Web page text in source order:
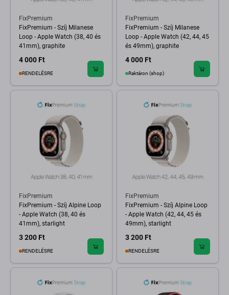
FixPremium
FixPremium - Szíj Milanese
Loop - Apple Watch (38, 40 és
41mm), graphite
4 000 Ft
RENDELÉSRE
FixPremium
FixPremium - Szíj Milanese
Loop - Apple Watch (42, 44, 45
és 49mm), graphite
4 000 Ft
Raktáron (shop)
FixPremium
FixPremium - Szíj Alpine Loop
- Apple Watch (38, 40 és
41mm), starlight
3 200 Ft
RENDELÉSRE
FixPremium
FixPremium - Szíj Alpine Loop
- Apple Watch (42, 44, 45 és
49mm), starlight
3 200 Ft
RENDELÉSRE